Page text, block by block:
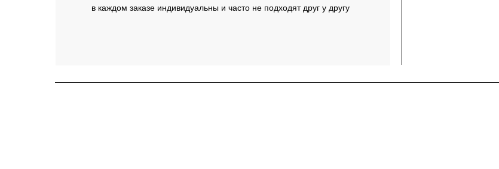
в каждом заказе индивидуальны и часто не подходят друг у другу